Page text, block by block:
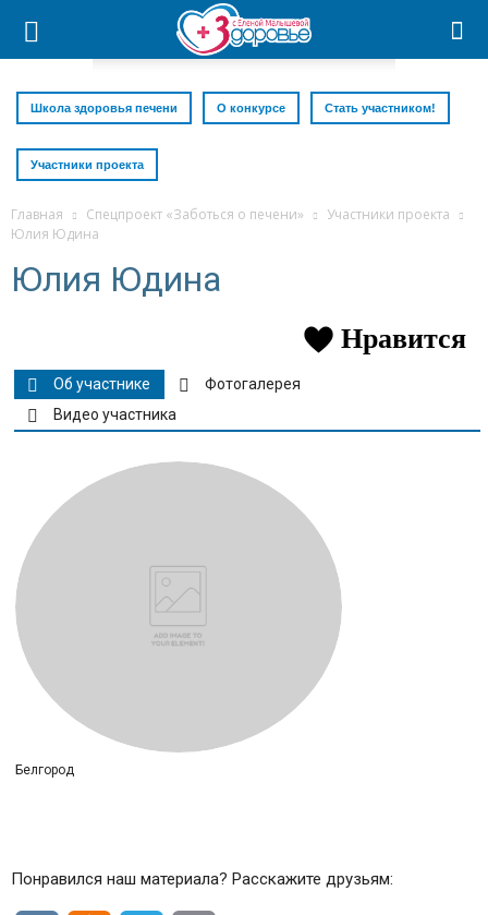
Школа здоровья печени О конкурсе Стать участником!
Участники проекта
Главная Спецпроект «Заботься о печени»
Участники проекта
Юлия Юдина
Юлия Юдина
Нравится
Об участнике
Фотогалерея
Видео участника
Белгород
Понравился наш материала? Расскажите друзьям: